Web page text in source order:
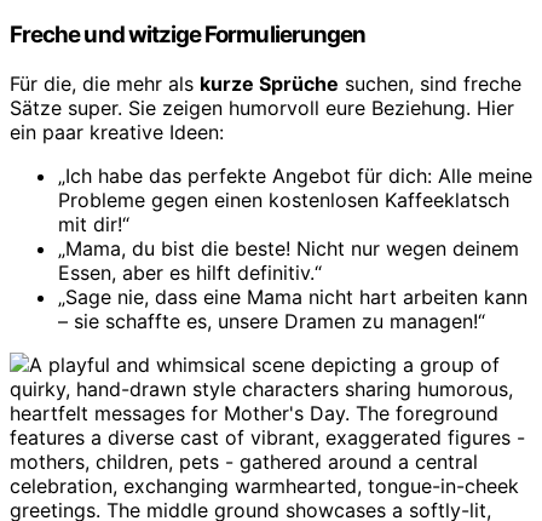
Freche und witzige Formulierungen
Für die, die mehr als kurze Sprüche suchen, sind freche
Sätze super. Sie zeigen humorvoll eure Beziehung. Hier
ein paar kreative Ideen:
„Ich habe das perfekte Angebot für dich: Alle meine
Probleme gegen einen kostenlosen Kaffeeklatsch
mit dir!“
„Mama, du bist die beste! Nicht nur wegen deinem
Essen, aber es hilft definitiv.“
„Sage nie, dass eine Mama nicht hart arbeiten kann
– sie schaffte es, unsere Dramen zu managen!“